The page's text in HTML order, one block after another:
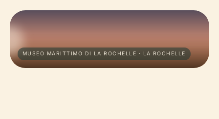
MUSEO MARITTIMO DI LA ROCHELLE · LA ROCHELLE